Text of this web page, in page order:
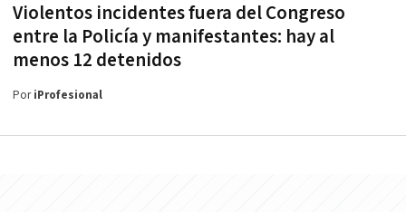
Violentos incidentes fuera del Congreso
entre la Policía y manifestantes: hay al
menos 12 detenidos
PoriProfesional